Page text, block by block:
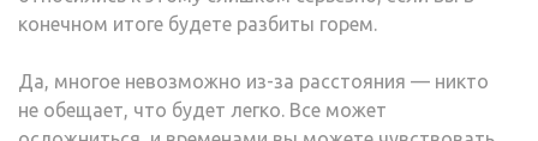
конечном итоге будете разбиты горем.
Да, многое невозможно из-за расстояния — никто
не обещает, что будет легко. Все может